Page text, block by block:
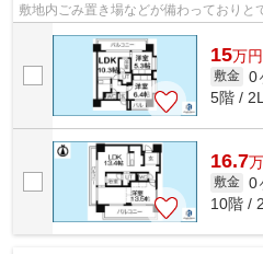
敷地内ごみ置き場などが備わっておりと
15万円
敷金 0
5階 /
16.7万
敷金 0
10階 /